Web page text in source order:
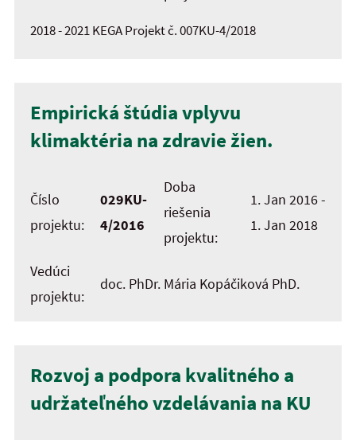
2018 - 2021 KEGA Projekt č. 007KU-4/2018
Empirická štúdia vplyvu
klimaktéria na zdravie žien.
Číslo
projektu:
029KU-
4/2016
Doba
riešenia
projektu:
1. Jan 2016 -
1. Jan 2018
Vedúci
projektu:
doc. PhDr. Mária Kopáčiková PhD.
Rozvoj a podpora kvalitného a
udržateľného vzdelávania na KU